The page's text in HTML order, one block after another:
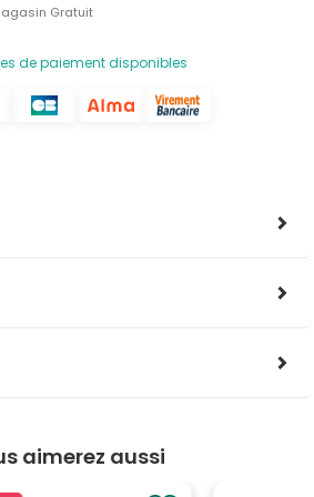
Gratuit
de paiement disponibles
aimerez aussi